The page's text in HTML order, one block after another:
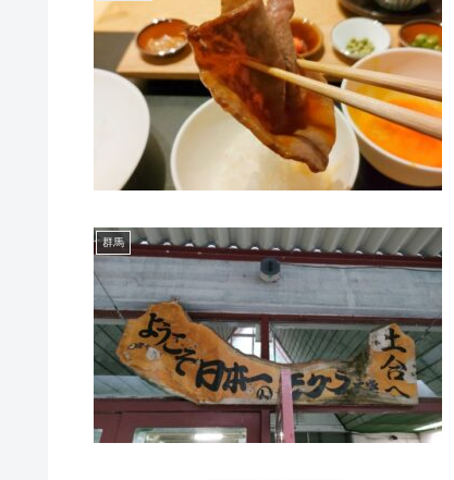
群馬